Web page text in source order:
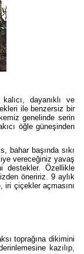
dayanıklı ve
ile benzersiz bir
genelinde serin
öğle güneşinden
bahar başında sıkı
vereceğiniz yavaş
destekler. Özellikle
öneririz. 9 aylık
çiçekler açmasını
toprağına dikimini
kazılıp,